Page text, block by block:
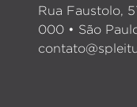
Rua Faustolo,
000 • São